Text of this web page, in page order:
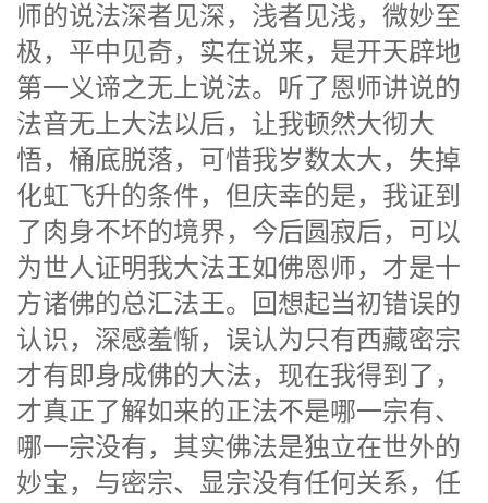
师的说法深者见深，浅者见浅，微妙至
极，平中见奇，实在说来，是开天辟地
第一义谛之无上说法。听了恩师讲说的
法音无上大法以后，让我顿然大彻大
悟，桶底脱落，可惜我岁数太大，失掉
化虹飞升的条件，但庆幸的是，我证到
了肉身不坏的境界，今后圆寂后，可以
为世人证明我大法王如佛恩师，才是十
方诸佛的总汇法王。回想起当初错误的
认识，深感羞惭，误认为只有西藏密宗
才有即身成佛的大法，现在我得到了，
才真正了解如来的正法不是哪一宗有、
哪一宗没有，其实佛法是独立在世外的
妙宝，与密宗、显宗没有任何关系，任